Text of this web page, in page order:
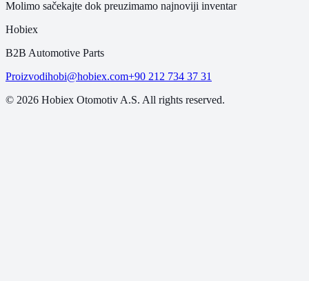
Molimo sačekajte dok preuzimamo najnoviji inventar
Hobiex
B2B Automotive Parts
Proizvodihobi@hobiex.com+90 212 734 37 31
© 2026 Hobiex Otomotiv A.S. All rights reserved.